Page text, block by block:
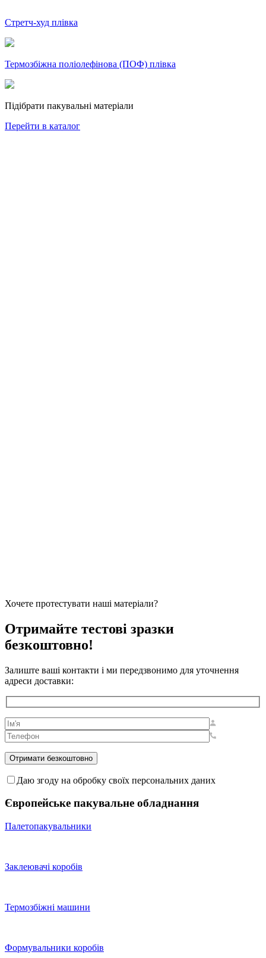
Стретч-худ плівка
Термозбіжна поліолефінова (ПОФ) плівка
Підібрати пакувальні матеріали
Перейти в каталог
Хочете протестувати наші матеріали?
Отримайте тестові зразки
безкоштовно!
Залиште ваші контакти і ми передзвонимо для уточнення
адреси доставки:
Даю згоду на обробку своїх персональних даних
Європейське пакувальне обладнання
Палетопакувальники
Заклеювачі коробів
Термозбіжні машини
Формувальники коробів